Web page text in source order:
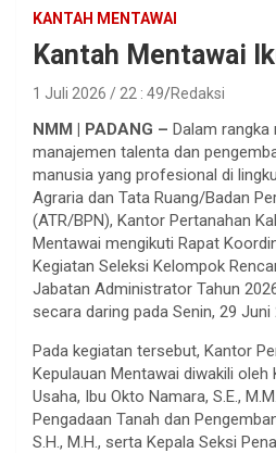
KANTAH MENTAWAI
Kantah Mentawai
1 Juli 2026 / 22 : 49 Redaksi
NMM | PADANG – Dalam rangka
manajemen talenta dan
manusia yang profesional di
Agraria dan Tata Ruang/Badan
(ATR/BPN), Kantor Pertanahan
Mentawai mengikuti Rapat
Kegiatan Seleksi Kelompok
Jabatan Administrator Tahun
secara daring pada Senin, 29 Juni
Pada kegiatan tersebut, Kantor
Kepulauan Mentawai diwakili oleh
Usaha, Ibu Okto Namara, S.E.,
Pengadaan Tanah dan
S.H., M.H., serta Kepala Seksi